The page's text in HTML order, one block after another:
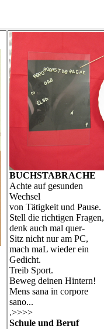
BUCHSTABRACHE
Achte auf gesunden
Wechsel
von Tätigkeit und Pause.
Stell die richtigen Fragen,
denk auch mal quer-
Sitz nicht nur am PC,
mach maL wieder ein
Gedicht.
Treib Sport.
Beweg deinen Hintern!
Mens sana in corpore
sano...
.>>>>
Schule und Beruf